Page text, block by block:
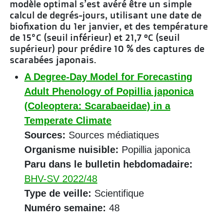
modèle optimal s’est avéré être un simple
calcul de degrés-jours, utilisant une date de
biofixation du 1er janvier, et des température
de 15°C (seuil inférieur) et 21,7 ºC (seuil
supérieur) pour prédire 10 % des captures de
scarabées japonais.
A Degree-Day Model for Forecasting
Adult Phenology of Popillia japonica
(Coleoptera: Scarabaeidae) in a
Temperate Climate
Sources: Sources médiatiques
Organisme nuisible: Popillia japonica
Paru dans le bulletin hebdomadaire:
BHV-SV 2022/48
Type de veille: Scientifique
Numéro semaine: 48